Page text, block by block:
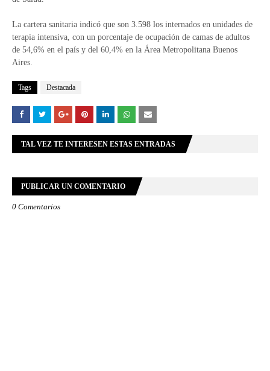
La cartera sanitaria indicó que son 3.598 los internados en unidades de
terapia intensiva, con un porcentaje de ocupación de camas de adultos
de 54,6% en el país y del 60,4% en la Área Metropolitana Buenos
Aires.
Tags Destacada
TAL VEZ TE INTERESEN ESTAS ENTRADAS
PUBLICAR UN COMENTARIO
0 Comentarios